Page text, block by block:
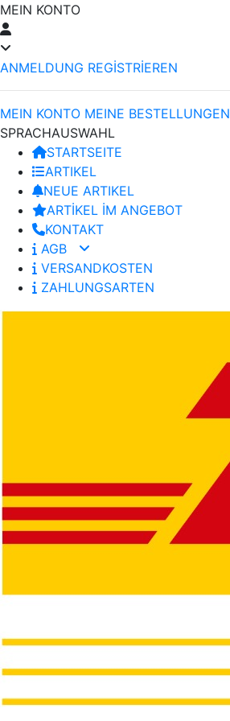
MEIN KONTO
ANMELDUNG REGİSTRİEREN
MEIN KONTO MEINE BESTELLUNGEN
SPRACHAUSWAHL
STARTSEITE
ARTIKEL
NEUE ARTIKEL
ARTİKEL İM ANGEBOT
KONTAKT
AGB
VERSANDKOSTEN
ZAHLUNGSARTEN